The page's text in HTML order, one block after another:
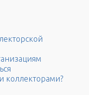
коллекторами?